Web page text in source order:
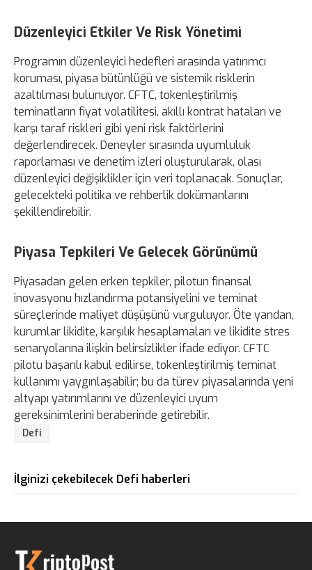
Düzenleyici Etkiler Ve Risk Yönetimi
Programın düzenleyici hedefleri arasında yatırımcı
koruması, piyasa bütünlüğü ve sistemik risklerin
azaltılması bulunuyor. CFTC, tokenleştirilmiş
teminatların fiyat volatilitesi, akıllı kontrat hataları ve
karşı taraf riskleri gibi yeni risk faktörlerini
değerlendirecek. Deneyler sırasında uyumluluk
raporlaması ve denetim izleri oluşturularak, olası
düzenleyici değişiklikler için veri toplanacak. Sonuçlar,
gelecekteki politika ve rehberlik dokümanlarını
şekillendirebilir.
Piyasa Tepkileri Ve Gelecek Görünümü
Piyasadan gelen erken tepkiler, pilotun finansal
inovasyonu hızlandırma potansiyelini ve teminat
süreçlerinde maliyet düşüşünü vurguluyor. Öte yandan,
kurumlar likidite, karşılık hesaplamaları ve likidite stres
senaryolarına ilişkin belirsizlikler ifade ediyor. CFTC
pilotu başarılı kabul edilirse, tokenleştirilmiş teminat
kullanımı yaygınlaşabilir; bu da türev piyasalarında yeni
altyapı yatırımlarını ve düzenleyici uyum
gereksinimlerini beraberinde getirebilir.
Defi
İlginizi çekebilecek Defi haberleri